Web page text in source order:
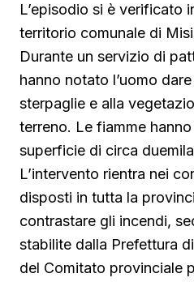
L’episodio si è verificato
territorio comunale di
Durante un servizio di
hanno notato l’uomo
sterpaglie e alla
terreno. Le fiamme
superficie di circa
L’intervento rientra nei
disposti in tutta la
contrastare gli incendi,
stabilite dalla Prefettura
del Comitato provinciale